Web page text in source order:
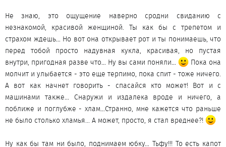
Не знаю, это ощущение наверно сродни свиданию с
незнакомой, красивой женщиной. Ты как бы с трепетом и
страхом ждешь… Но вот она открывает рот и ты понимаешь, что
перед тобой просто надувная кукла, красивая, но пустая
внутри, пригодная разве что… Ну вы сами поняли…
Пока она
молчит и улыбается - это еще терпимо, пока спит - тоже ничего.
А вот как начнет говорить - спасайся кто может! Вот и с
машинами также… Снаружи и издалека вроде и ничего, а
поближе и поглубже - хлам…Странно, мне кажется что раньше
не было столько хламья... А может, просто, я стал вреднее?!
Ну как бы там ни было, поднимаем юбку… Тьфу!!! То есть капот